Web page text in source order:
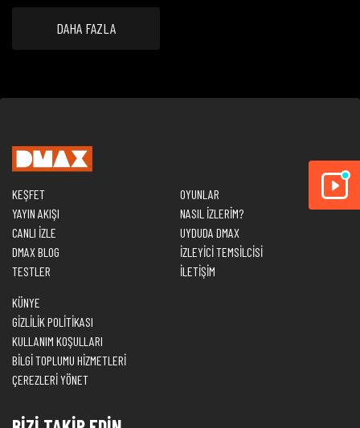
DAHA FAZLA
KEŞFET
YAYIN AKIŞI
CANLI İZLE
DMAX BLOG
TESTLER
OYUNLAR
NASIL İZLERİM?
UYDUDA DMAX
İZLEYİCİ TEMSİLCİSİ
İLETİŞİM
KÜNYE
GİZLİLİK POLİTİKASI
KULLANIM KOŞULLARI
BİLGİ TOPLUMU HİZMETLERİ
ÇEREZLERİ YÖNET